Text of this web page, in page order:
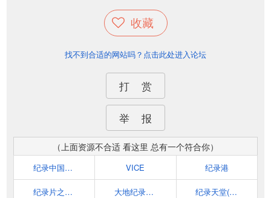
收藏
找不到合适的网站吗？点击此处进入论坛
打 赏
举 报
（上面资源不合适 看这里 总有一个符合你）
纪录中国_中国网 VICE 纪录港
纪录片之家(www.orffcn.com) 大地纪录片论坛 纪录天堂(www.ummu.net)